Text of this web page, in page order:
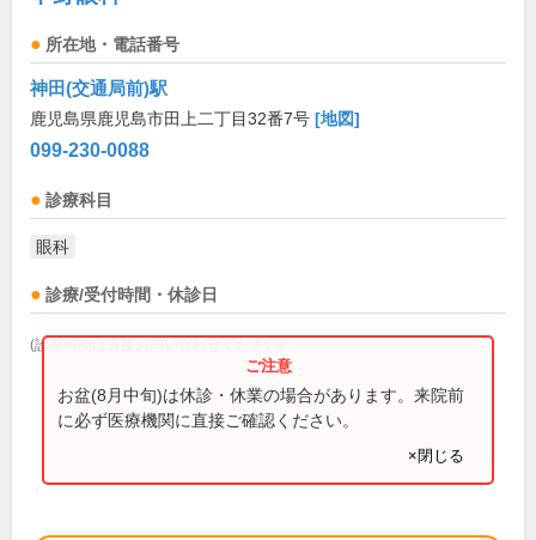
所在地・電話番号
神田(交通局前)駅
鹿児島県鹿児島市田上二丁目32番7号 [地図]
099-230-0088
診療科目
眼科
診療/受付時間・休診日
(診療時間は直接お問い合わせください)
お盆(8月中旬)は休診・休業の場合があります。来院前
に必ず医療機関に直接ご確認ください。
×閉じる